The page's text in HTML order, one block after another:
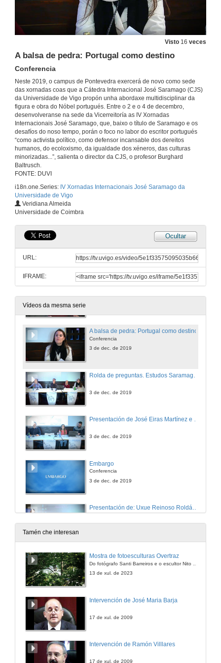
Visto 16 veces
A balsa de pedra: Portugal como destino
Conferencia
Neste 2019, o campus de Pontevedra exercerá de novo como sede
das xornadas coas que a Cátedra Internacional José Saramago (CJS)
da Universidade de Vigo propón unha abordaxe multidisciplinar da
figura e obra do Nóbel portugués. Entre o 2 e o 4 de decembro,
desenvolveranse na sede da Vicerreitoría as IV Xornadas
Internacionais José Saramago, que, baixo o título de Saramago e os
desafíos do noso tempo, porán o foco no labor do escritor portugués
“como activista político, como defensor incansable dos dereitos
humanos, do ecoloxismo, da igualdade dos xéneros, das culturas
minorizadas...”, salienta o director da CJS, o profesor Burghard
Baltrusch.
FONTE: DUVI
i18n.one.Series: IV Xornadas Internacionais José Saramago da
Universidade de Vigo
Veridiana Almeida
Universidade de Coimbra
Ocultar
URL:
IFRAME:
Vídeos da mesma serie
2 de dec. de 2019
Uma História para o S.XXI
Conferencia
2 de dec. de 2019
Cidadanía na obra de José Saramago. Unha reflexión a partir dos valores presentes no Ensaio sobre a Cegueira
Conferencia
3 de dec. de 2019
Espazo e memoria: alicerces de soporte na defensa de valores éticos
A balsa de pedra: Portugal como destino
Conferencia
3 de dec. de 2019
3 de dec. de 2019
Presentación de José Eiras Martínez e Noa Castro Lema
3 de dec. de 2019
Embargo
Conferencia
3 de dec. de 2019
Presentación de: Uxue Reinoso Roldán, Amy Egan, Iker Orueta Esparza, Laida Ruiz Juarros, Judit Porto Mariño
3 de dec. de 2019
Rolda de preguntas. A Desforra
A viaxe do elefante
Tamén che interesan
Mostra de fotoesculturas Overtraz
13 de xul. de 2023
Intervención de José Maria Barja
17 de xul. de 2009
Intervención de Ramón Villlares
17 de xul. de 2009